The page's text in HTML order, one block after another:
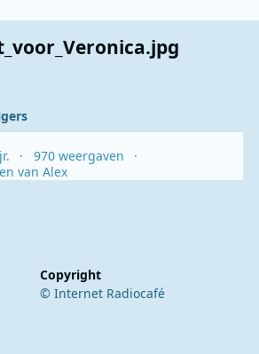
970 weergaven
van Alex
Copyright
© Internet Radiocafé